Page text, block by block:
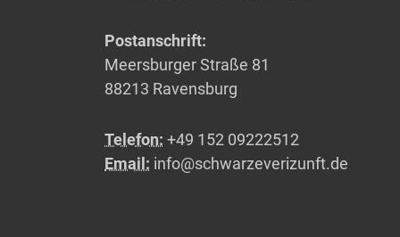
Postanschrift:
Meersburger Straße 81
88213 Ravensburg
Telefon: +49 152 09222512
Email: info@schwarzeverizunft.de